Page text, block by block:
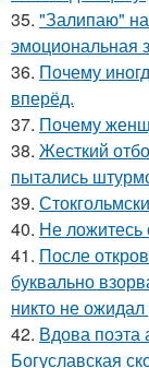
35. "Залипаю" на
эмоциональная
36. Почему
вперёд.
37. Почему
38. Жесткий
пытались
39.
40. Не ложитесь
41. После
буквально
никто не
42. Вдова поэта
Богуславская